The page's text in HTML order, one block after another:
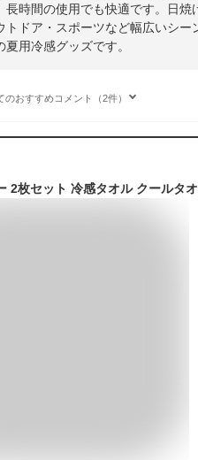
時間の使用でも快適です。日焼
ドア・スポーツなど幅広いシー
用冷感グッズです。
のおすすめコメント（2件）